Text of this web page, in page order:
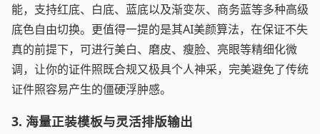
能，支持红底、白底、蓝底以及渐变灰、商务蓝等多种高级
底色自由切换。更值得一提的是其AI美颜算法，在保证不失
真的前提下，可进行美白、磨皮、瘦脸、亮眼等精细化微
调，让你的证件照既合规又极具个人神采，完美避免了传统
证件照容易产生的僵硬浮肿感。
3. 海量正装模板与灵活排版输出